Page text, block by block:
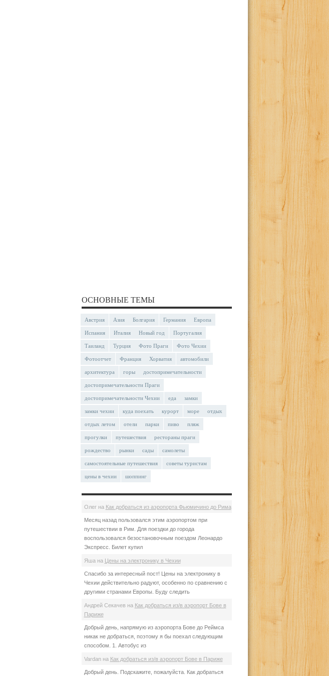
ОСНОВНЫЕ ТЕМЫ
Австрия Азия Болгария Германия Европа
Испания Италия Новый год Португалия
Таиланд Турция Фото Праги Фото Чехии
Фотоотчет Франция Хорватия автомобили
архитектура горы достопримечательности
достопримечательности Праги
достопримечательности Чехии еда замки
замки чехии куда поехать курорт море отдых
отдых летом отели парки пиво пляж
прогулки путешествия рестораны праги
рождество рынки сады самолеты
самостоятельные путешествия советы туристам
цены в чехии шоппинг
Олегна Как добраться из аэропорта Фьюмичино до Рима
Месяц назад пользовался этим аэропортом при
путешествии в Рим. Для поездки до города
воспользовался безостановочным поездом Леонардо
Экспресс. Билет купил
Яша на Цены на электронику в Чехии
Спасибо за интересный пост! Цены на электронику в
Чехии действительно радуют, особенно по сравнению с
другими странами Европы. Буду следить
Андрей Секачев на Как добраться из/в аэропорт Бове в
Париже
Добрый день, напрямую из аэропорта Бове до Реймса
никак не добраться, поэтому я бы поехал следующим
способом. 1. Автобус из
Vardanна Как добраться из/в аэропорт Бове в Париже
Добрый день. Подскажите, пожалуйста. Как добраться